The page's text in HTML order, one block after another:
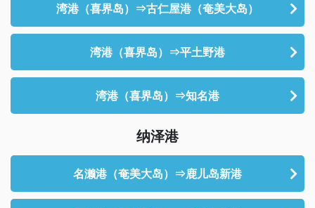
湾港（喜界岛）⇒古仁屋港（奄美大岛）
湾港（喜界岛）⇒平土野港
湾港（喜界岛）⇒知名港
纳泽港
名濑港（奄美大岛）⇒鹿儿岛新港